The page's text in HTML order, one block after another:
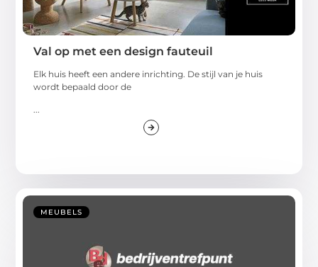
Val op met een design fauteuil
Elk huis heeft een andere inrichting. De stijl van je huis
wordt bepaald door de
...
MEUBELS